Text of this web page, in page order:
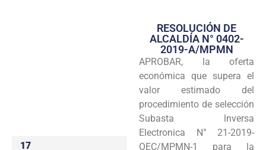
Transparencia
Seguridad
Programas
Intranet
17
RESOLUCIÓN DE
ALCALDÍA N° 0402-
2019-A/MPMN
APROBAR, la oferta
económica que supera el
valor estimado del
procedimiento de selección
Subasta lnversa
Electronica N° 21-2019-
OEC/MPMN-1 para la